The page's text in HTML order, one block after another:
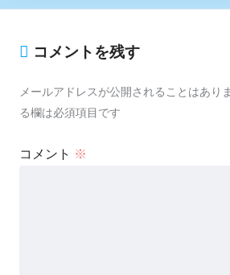
コメントを残す
メールアドレスが公開されることはあり
る欄は必須項目です
コメント ※